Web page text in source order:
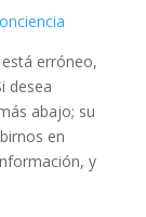
erróneo,
desea
abajo; su
en
y